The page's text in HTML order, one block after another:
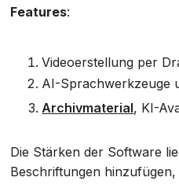
Features:
Videoerstellung per
AI-Sprachwerkzeuge
Archivmaterial, KI-
Die Stärken der Software
Beschriftungen